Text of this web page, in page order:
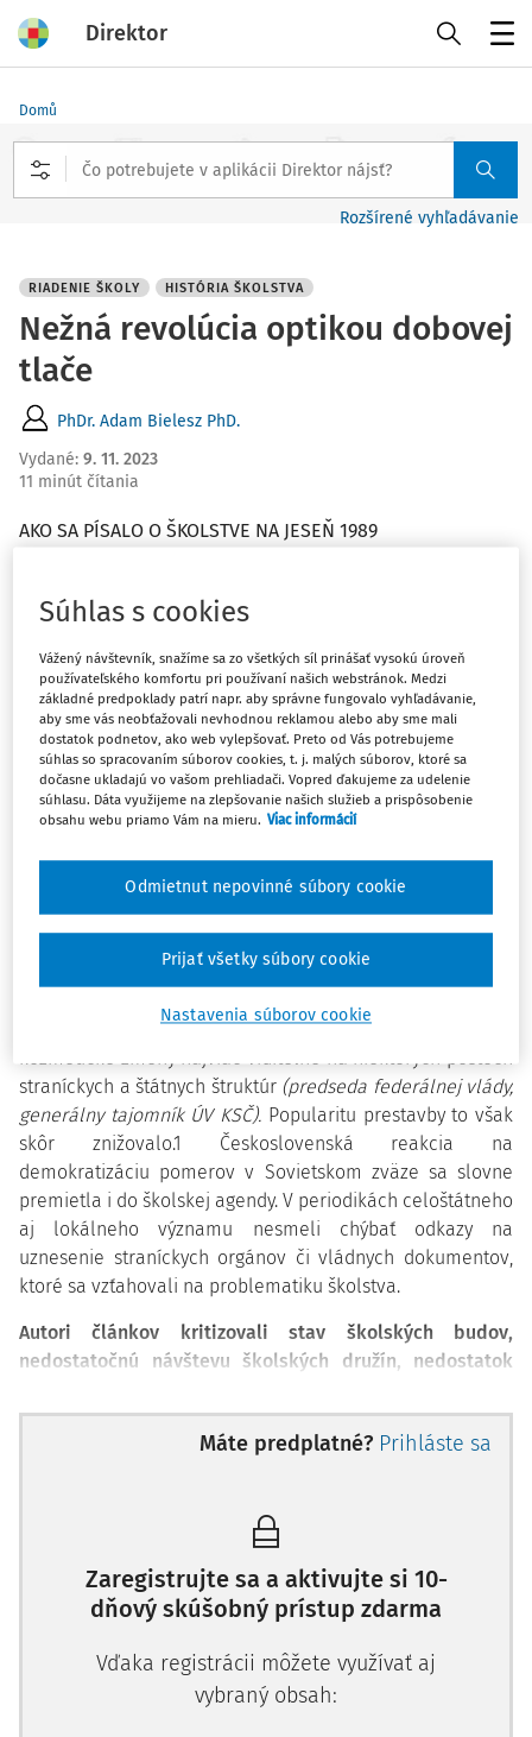
Direktor
Domů
Rozšírené vyhľadávanie
RIADENIE ŠKOLY HISTÓRIA ŠKOLSTVA
Nežná revolúcia optikou dobovej
tlače
PhDr. Adam Bielesz PhD.
Vydané: 9. 11. 2023
11 minút čítania
AKO SA PÍSALO O ŠKOLSTVE NA JESEŇ 1989
Významnú úlohu pri páde komunistického režimu zohrali
študenti. Koncom roku 1989 im bola venovaná pozornosť
aj ako produktom československého vzdelávacieho
systému. V dobovej tlači sa to výrazne premietalo do
článkov, príspevkov, správ vzťahujúcich sa k problematike
školstva.Táto reflexia sa menila podľa politického vývoja:
pred 17. novembrom 1989 bola iná, počas súboja
komunistickej strany a opozičných hnutí sa zmenila a po
kapitulácii komunistickej strany sa riešili školské témy
Hlavnou témou novinových článkov niekoľko dní pred
pokusom komunistickej strany o demokratizáciu pomerov
v Československu. Išlo o reakciu na politiku tzv.
perestrojky v Sovietskom zväze. Prestavba priniesla len
kozmetické zmeny najviac viditeľné na niektorých postoch
straníckych a štátnych štruktúr (predseda federálnej vlády,
generálny tajomník ÚV KSČ). Popularitu prestavby to však
skôr znižovalo.1 Československá reakcia na
demokratizáciu pomerov v Sovietskom zväze sa slovne
premietla i do školskej agendy. V periodikách celoštátneho
aj lokálneho významu nesmeli chýbať odkazy na
uznesenie straníckych orgánov či vládnych dokumentov,
ktoré sa vzťahovali na problematiku školstva.
Autori článkov kritizovali stav školských budov,
nedostatočnú návštevu školských družín, nedostatok
prehnanú administratívu.2
ideové smerovanie školstva však
kritizoval iba jeden článok. Jeho autor sa sťažoval na
fenomény akopriemernosť aencyklopedické
vzdelávanie.Snažil sa poukázať na nutnosť
život v školstve fungoval ďalej. Stránky novín tak plnili
správy o využívaní výpočtovej techniky, netradičných
Máte predplatné? Prihláste sa
Zaregistrujte sa a aktivujte si 10-
dňový skúšobný prístup zdarma
Vďaka registrácii môžete využívať aj
vybraný obsah:
Súhlas s cookies
Vážený návštevník, snažíme sa zo všetkých síl prinášať vysokú úroveň
používateľského komfortu pri používaní našich webstránok. Medzi
základné predpoklady patrí napr. aby správne fungovalo vyhľadávanie,
aby sme vás neobťažovali nevhodnou reklamou alebo aby sme mali
dostatok podnetov, ako web vylepšovať. Preto od Vás potrebujeme
súhlas so spracovaním súborov cookies, t. j. malých súborov, ktoré sa
dočasne ukladajú vo vašom prehliadači. Vopred ďakujeme za udelenie
súhlasu. Dáta využijeme na zlepšovanie našich služieb a prispôsobenie
obsahu webu priamo Vám na mieru. Viac informácií
Nastavenia súborov cookie
Odmietnut nepovinné súbory cookie
Prijať všetky súbory cookie